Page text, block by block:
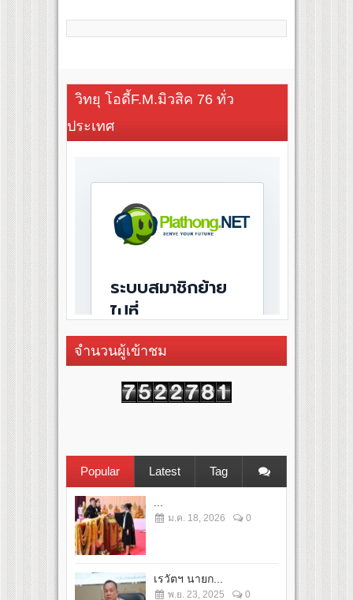
วิทยุ โอดี้F.M.มิวสิค 76 ทั่ว
ประเทศ
จำนวนผู้เข้าชม
Popular Latest Tag
ม.ค. 18, 2026 0
เรวัตฯ นายก...
พ.ย. 23, 2025 0